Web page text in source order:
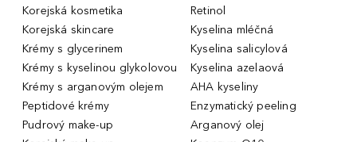
Korejská kosmetika
Korejská skincare
Krémy s glycerinem
Krémy s kyselinou glykolovou
Krémy s arganovým olejem
Peptidové krémy
Pudrový make-up
Retinol
Kyselina mléčná
Kyselina salicylová
Kyselina azelaová
AHA kyseliny
Enzymatický peeling
Arganový olej